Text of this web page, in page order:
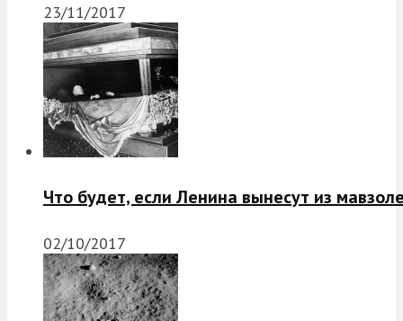
23/11/2017
Что будет, если Ленина вынесут из
02/10/2017